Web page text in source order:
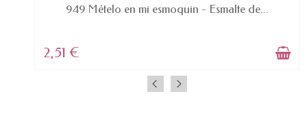
AVAILABLE
949 Mételo en mi esmoquin - Esmalte de...
2,51 €